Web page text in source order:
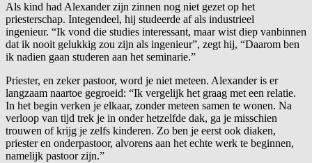
Als kind had Alexander zijn zinnen nog niet gezet op het
priesterschap. Integendeel, hij studeerde af als industrieel
ingenieur. “Ik vond die studies interessant, maar wist diep vanbinnen
dat ik nooit gelukkig zou zijn als ingenieur”, zegt hij, “Daarom ben
ik nadien gaan studeren aan het seminarie.”
Priester, en zeker pastoor, word je niet meteen. Alexander is er
langzaam naartoe gegroeid: “Ik vergelijk het graag met een relatie.
In het begin verken je elkaar, zonder meteen samen te wonen. Na
verloop van tijd trek je in onder hetzelfde dak, ga je misschien
trouwen of krijg je zelfs kinderen. Zo ben je eerst ook diaken,
priester en onderpastoor, alvorens aan het echte werk te beginnen,
namelijk pastoor zijn.”